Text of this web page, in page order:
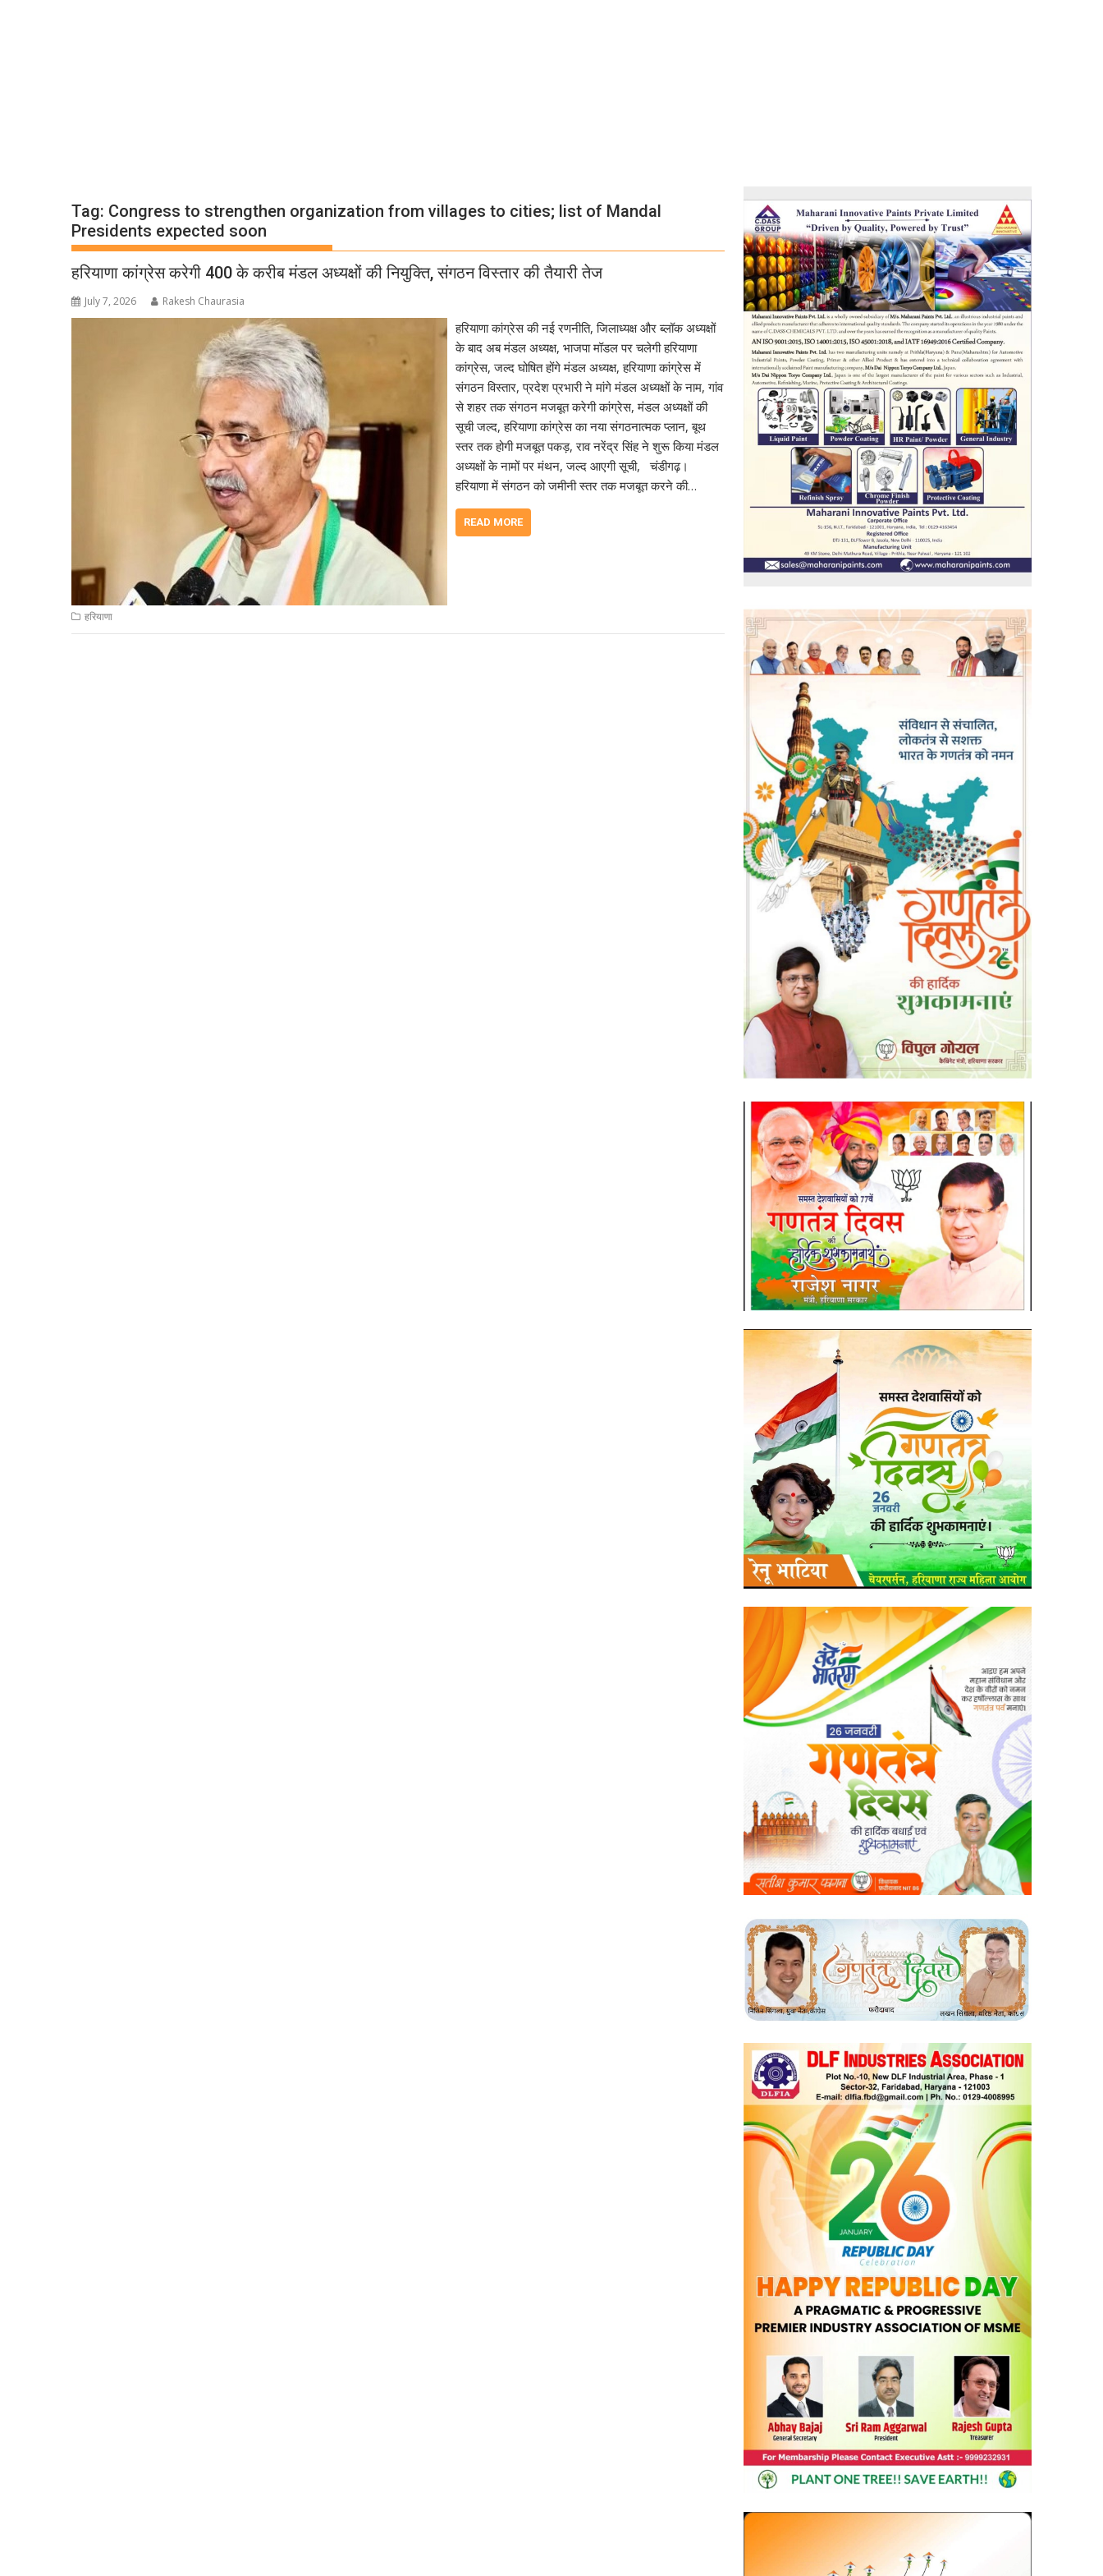
Tag: Congress to strengthen organization from villages to cities; list of Mandal
Presidents expected soon
हरियाणा कांग्रेस करेगी 400 के करीब मंडल अध्यक्षों की नियुक्ति, संगठन विस्तार की तैयारी तेज
July 7, 2026 Rakesh Chaurasia
हरियाणा कांग्रेस की नई रणनीति, जिलाध्यक्ष और ब्लॉक अध्यक्षों
के बाद अब मंडल अध्यक्ष, भाजपा मॉडल पर चलेगी हरियाणा
कांग्रेस, जल्द घोषित होंगे मंडल अध्यक्ष, हरियाणा कांग्रेस में
संगठन विस्तार, प्रदेश प्रभारी ने मांगे मंडल अध्यक्षों के नाम, गांव
से शहर तक संगठन मजबूत करेगी कांग्रेस, मंडल अध्यक्षों की
सूची जल्द, हरियाणा कांग्रेस का नया संगठनात्मक प्लान, बूथ
स्तर तक होगी मजबूत पकड़, राव नरेंद्र सिंह ने शुरू किया मंडल
अध्यक्षों के नामों पर मंथन, जल्द आएगी सूची, चंडीगढ़।
हरियाणा में संगठन को जमीनी स्तर तक मजबूत करने की…
READ MORE
हरियाणा